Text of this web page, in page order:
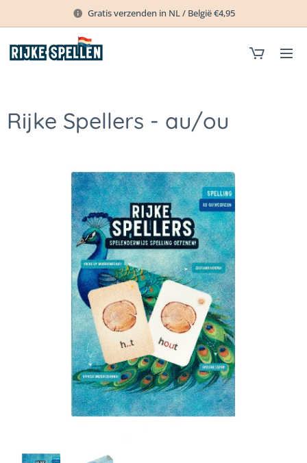
Gratis verzenden in NL / België €4,95
Rijke Spellers - au/ou